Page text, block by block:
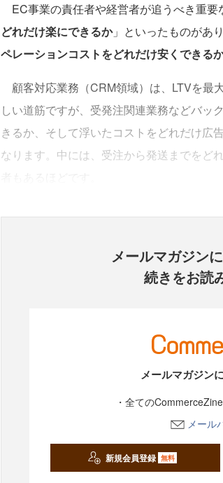
EC事業の責任者や経営者が追うべき重要
どれだけ楽にできるか」といったものがあ
ペレーションコストをどれだけ安くできる
顧客対応業務（CRM領域）は、LTVを最
しい道筋ですが、受発注関連業務などバッ
きるか、そして浮いたコストをどれだけ広
なります。中には、受注から発送までをど
メールマガジン
続きをお読
メールマガジン
・全ての
メール
新規会員登録 無料